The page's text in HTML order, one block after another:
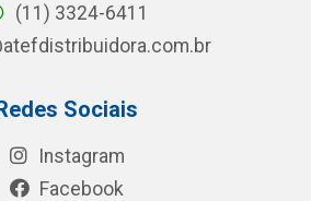
(11) 3324-6411
Sociais
Instagram
Facebook